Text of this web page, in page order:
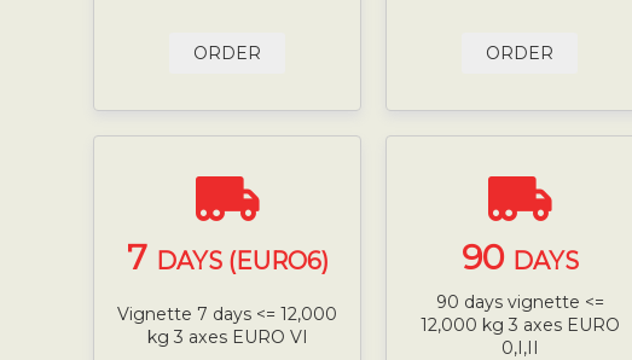
ORDER ORDER
7 DAYS (EURO6)
Vignette 7 days <= 12,000
kg 3 axes EURO VI
90 DAYS
90 days vignette <=
12,000 kg 3 axes EURO
0,I,II